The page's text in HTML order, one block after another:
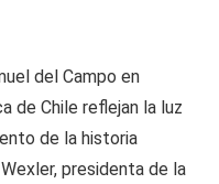
del Campo en
de Chile reflejan la luz
de la historia
presidenta de la